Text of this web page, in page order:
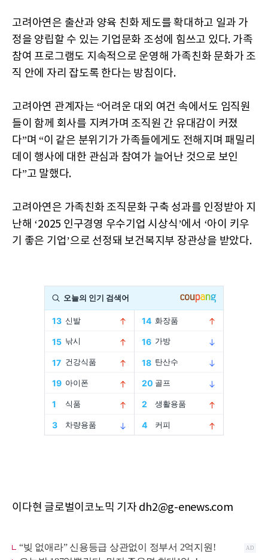
고려아연은 출산과 양육 친화 제도를 확대하고 일과 가
정을 양립할 수 있는 기업문화 조성에 힘쓰고 있다. 가족
참여 프로그램도 지속적으로 운영해 가족친화 문화가 조
직 안에 자리 잡도록 한다는 방침이다.
고려아연 관계자는 “어려운 대외 여건 속에서도 임직원
들이 함께 회사를 지켜가며 조직원 간 유대감이 커졌
다”며 “이 같은 분위기가 가족들에게도 전해지며 패밀리
데이 행사에 대한 관심과 참여가 늘어난 것으로 보인
다”고 말했다.
고려아연은 가족친화 조직문화 구축 성과를 인정받아 지
난해 ‘2025 인구경영 우수기업 시상식’에서 ‘아이 키우
기 좋은 기업’으로 선정돼 보건복지부 장관상을 받았다.
이다현 글로벌이코노믹 기자 dh2@g-enews.com